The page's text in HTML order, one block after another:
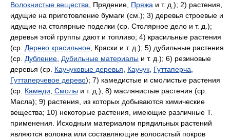
Волокнистые вещества , Прядение, Пряжа и т. д.); 2) растения,
идущие на приготовление бумаги (см.); 3) деревья строевые и
идущие на столярные поделки (ср. Столярное дело и т. д.);
деревья этой группы дают и топливо; 4) красильные растения
(ср. Дерево красильное , Краски и т. д.); 5) дубильные растения
(ср. Дубление Дубильные материалы и т. д.); 6) резиновые
деревья (ср. Каучуковые деревья Каучук Гуттаперча
Гуттаперчевое дерево); 7) камедистые и смолистые растения
(ср. Камеди Смолы и т. д.); 8) маслянистые растения (ср.
Масла); 9) растения, из которых добываются химические
вещества; 10) некоторые растения, имеющие различные Т.
применения. Исходным материалом прядильных растений
являются волокна или составляющие волосистый покров